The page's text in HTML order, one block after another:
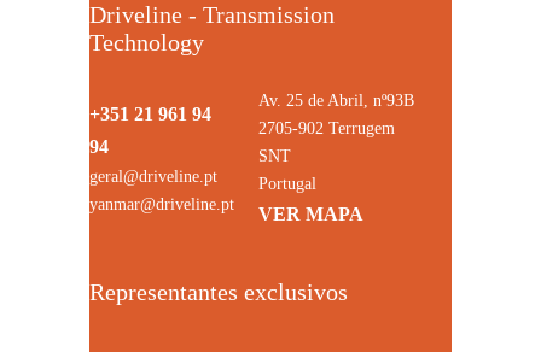
Driveline - Transmission
Technology
+351 21 961 94
94
geral@driveline.pt
yanmar@driveline.pt
Av. 25 de Abril, nº93B
2705-902 Terrugem
SNT
Portugal
VER MAPA
Representantes exclusivos